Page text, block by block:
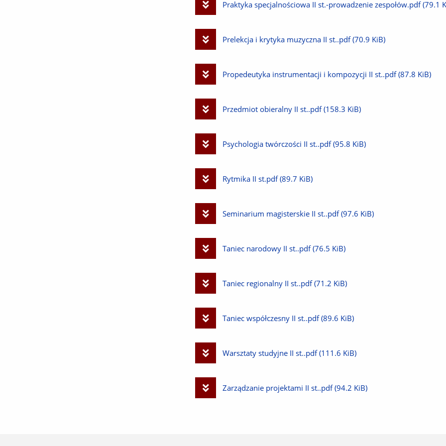
Pobierz
Praktyka specjalnościowa II st.-prowadzenie zespołów.pdf (79.1
Pobierz
Prelekcja i krytyka muzyczna II st..pdf (70.9 KiB)
Pobierz
Propedeutyka instrumentacji i kompozycji II st..pdf (87.8 KiB)
Pobierz
Przedmiot obieralny II st..pdf (158.3 KiB)
Pobierz
Psychologia twórczości II st..pdf (95.8 KiB)
Pobierz
Rytmika II st.pdf (89.7 KiB)
Pobierz
Seminarium magisterskie II st..pdf (97.6 KiB)
Pobierz
Taniec narodowy II st..pdf (76.5 KiB)
Pobierz
Taniec regionalny II st..pdf (71.2 KiB)
Pobierz
Taniec współczesny II st..pdf (89.6 KiB)
Pobierz
Warsztaty studyjne II st..pdf (111.6 KiB)
Pobierz
Zarządzanie projektami II st..pdf (94.2 KiB)